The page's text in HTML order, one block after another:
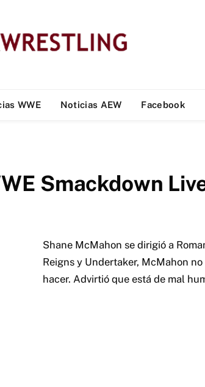
WWE Noticias AEW Facebook
Smackdown
Shane McMahon se dirigió a
Reigns y Undertaker, McMahon
hacer. Advirtió que está de mal